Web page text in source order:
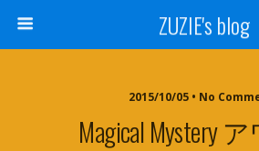
ZUZIE's blog
2015/10/05 • No
Magical Mystery